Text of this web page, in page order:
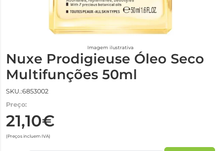
Imagem ilustrativa
Nuxe Prodigieuse Óleo Seco
Multifunções 50ml
SKU.:6853002
Preço:
21,10€
(Preços incluem IVA)